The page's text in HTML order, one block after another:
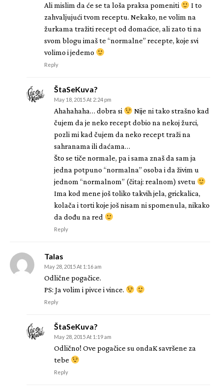
Ali mislim da će se ta loša praksa pomeniti
I to
zahvaljujući tvom receptu. Nekako, ne volim na
žurkama tražiti recept od domaćice, ali zato ti na
svom blogu imaš te “normalne” recepte, koje svi
volimo i jedemo
Reply
ŠtaSeKuva?
May 18, 2015 At 2:24 pm
Ahahahaha… dobra si
Nije ni tako strašno kad
čujem da je neko recept dobio na nekoj žurci,
pozli mi kad čujem da neko recept traži na
sahranama ili daćama…
Što se tiče normale, pa i sama znaš da sam ja
jedna potpuno “normalna” osoba i da živim u
jednom “normalnom” (čitaj: realnom) svetu
Ima kod mene još toliko takvih jela, grickalica,
kolača i torti koje još nisam ni spomenula, nikako
da dođu na red
Reply
Talas
May 28, 2015 At 1:16 am
Odlične pogačice.
PS: Ja volim i pivce i vince.
Reply
ŠtaSeKuva?
May 28, 2015 At 1:19 am
Odlično! Ove pogačice su ondaK savršene za
tebe
Reply